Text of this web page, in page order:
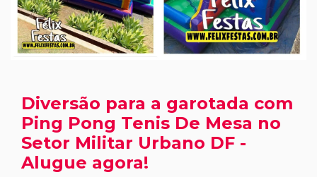
Diversão para a garotada com
Ping Pong Tenis De Mesa no
Setor Militar Urbano DF -
Alugue agora!